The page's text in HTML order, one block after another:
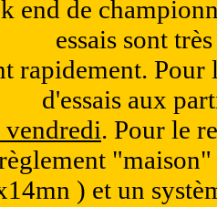
end de
essais sont
rapidement.
d'essais aux
. Pour le
) et un